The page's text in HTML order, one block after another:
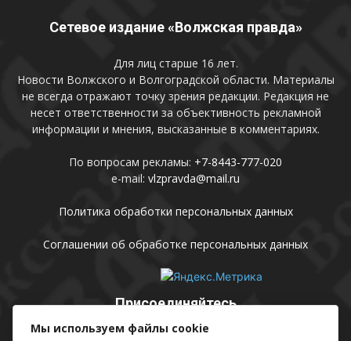
Сетевое издание «Волжская правда»
Для лиц старше 16 лет.
Новости Волжского и Волгоградской области. Материалы
не всегда отражают точку зрения редакции. Редакция не
несет ответственности за объективность рекламной
информации и мнения, высказанные в комментариях.
По вопросам рекламы: +7-8443-777-020
e-mail: vlzpravda@mail.ru
Политика обработки персональных данных
Соглашении об обработке персональных данных
Присоединяйтесь
Мы используем файлы cookie